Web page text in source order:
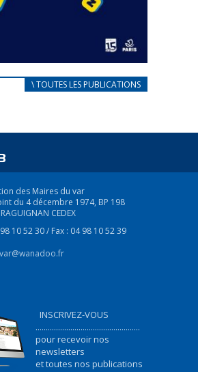
D’ACCUEIL
au mieux les réfugiés
\ TOUTES LES PUBLICATIONS
des Maires du var
du 4 décembre 1974, BP 198
CEDEX
10 52 30 / Fax : 04 98 10 52 39
INSCRIVEZ-VOUS
...................................................
pour recevoir nos
newsletters
et toutes nos publications